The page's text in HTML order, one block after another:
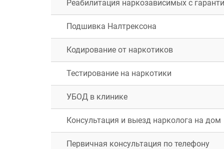
Реабилитация наркозависимых с
Подшивка Налтрексона
Кодирование от наркотиков
Тестирование на наркотики
УБОД в клинике
Консультация и выезд нарколога на дом
Первичная консультация по телефону
Воскресенск
Дубна
Ивантеевка
Королёв